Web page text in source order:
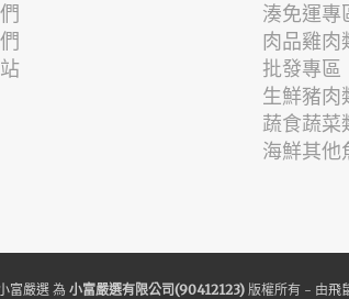
湊免運專
肉品雞肉
批發專區
生鮮豬肉
蔬食蔬菜
海鮮其他
富嚴選 為 小富嚴選有限公司(90412123) 版權所有 - 由飛